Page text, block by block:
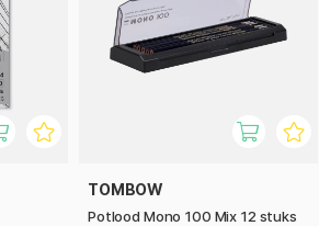
TOMBOW
Potlood Mono 100 Mix 12 stuks